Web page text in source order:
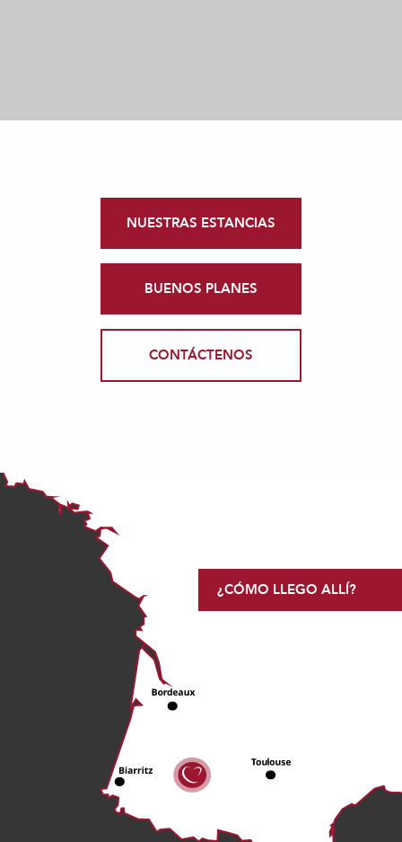
NUESTRAS ESTANCIAS
BUENOS PLANES
CONTÁCTENOS
¿CÓMO LLEGO ALLÍ?